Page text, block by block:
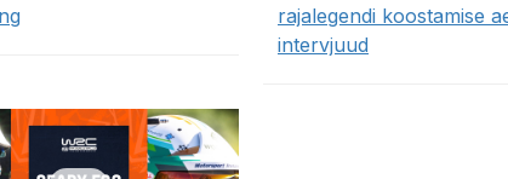
rajalegendi koostamise
intervjuud